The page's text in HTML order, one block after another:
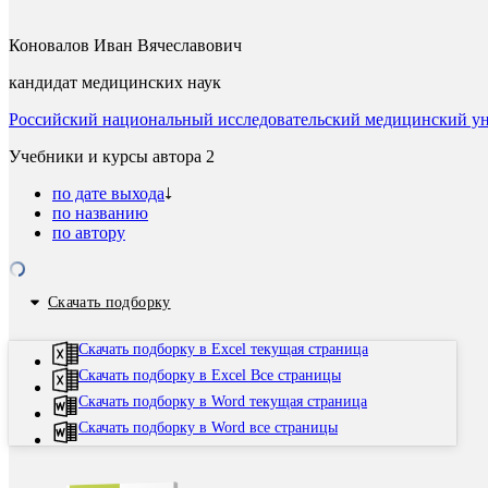
Коновалов Иван Вячеславович
кандидат медицинских наук
Российский национальный исследовательский медицинский
Учебники и курсы автора 2
по дате выхода
по названию
по автору
Скачать подборку
Скачать подборку в Excel текущая страница
Скачать подборку в Excel Все страницы
Скачать подборку в Word текущая страница
Скачать подборку в Word все страницы